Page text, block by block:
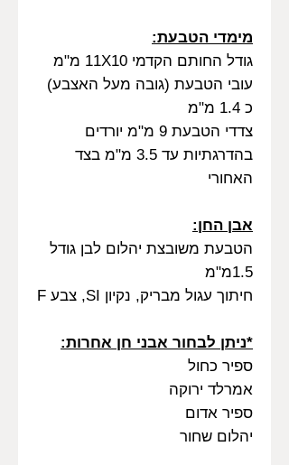
מימדי הטבעת:
גודל החותם הקדמי 11X10 מ"מ
עובי הטבעת (גובה מעל האצבע)
כ 1.4 מ"מ
צדדי הטבעת 9 מ"מ יורדים
בהדרגתיות עד 3.5 מ"מ בצד
האחורי
אבן החן:
הטבעת משובצת יהלום לבן גודל
1.5מ"מ
חיתוך עגול מבריק, נקיון SI, צבע F
*ניתן לבחור אבני חן אחרות:
ספיר כחול
אמרלד ירוקה
ספיר אדום
יהלום שחור